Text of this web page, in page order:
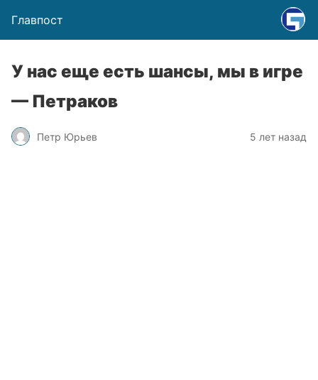
Главпост
У нас еще есть шансы, мы в игре
— Петраков
Петр Юрьев 5 лет назад